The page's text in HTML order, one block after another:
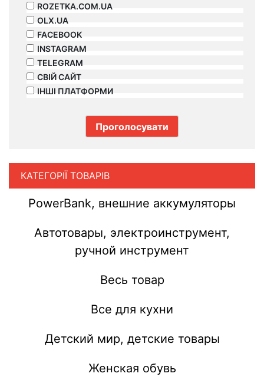
ROZETKA.COM.UA
OLX.UA
FACEBOOK
INSTAGRAM
TELEGRAM
СВІЙ САЙТ
ІНШІ ПЛАТФОРМИ
КАТЕГОРІЇ ТОВАРІВ
PowerBank, внешние аккумуляторы
Автотовары, электроинструмент,
ручной инструмент
Весь товар
Все для кухни
Детский мир, детские товары
Женская обувь